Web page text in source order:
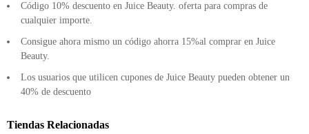
Código 10% descuento en Juice Beauty. oferta para compras de
cualquier importe.
Consigue ahora mismo un código ahorra 15%al comprar en Juice
Beauty.
Los usuarios que utilicen cupones de Juice Beauty pueden obtener un
40% de descuento
Tiendas Relacionadas